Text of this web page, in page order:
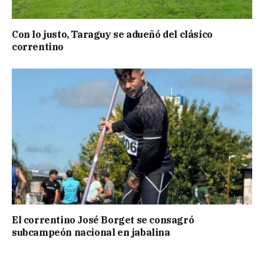
Con lo justo, Taraguy se adueñó del clásico
correntino
El correntino José Borget se consagró
subcampeón nacional en jabalina